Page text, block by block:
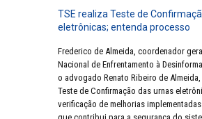
TSE realiza Teste de
eletrônicas; entenda processo
Frederico de Almeida, coordenador
Nacional de Enfrentamento à
o advogado Renato Ribeiro de
Teste de Confirmação das urnas
verificação de melhorias